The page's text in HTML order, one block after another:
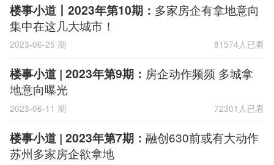
楼事小道丨2023年第10期： 多家房企有拿地意向
集中在这几大城市！
2023-06-25 期 81574人已看
楼事小道 | 2023年第9期： 房企动作频频 多城拿
地意向曝光
2023-06-11 期 72301人已看
楼事小道 | 2023年第7期： 融创630前或有大动作
苏州多家房企欲拿地